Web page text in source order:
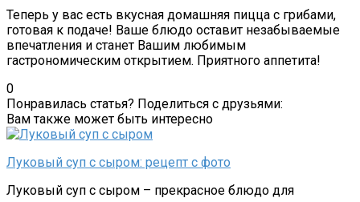
Теперь у вас есть вкусная домашняя пицца с грибами,
готовая к подаче! Ваше блюдо оставит незабываемые
впечатления и станет Вашим любимым
гастрономическим открытием. Приятного аппетита!
0
Понравилась статья? Поделиться с друзьями:
Вам также может быть интересно
Луковый суп с сыром: рецепт с фото
Луковый суп с сыром – прекрасное блюдо для